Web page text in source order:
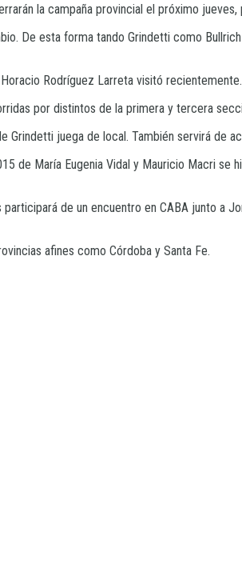
la campaña provincial el próximo jueves,
De esta forma tando Grindetti como
Rodríguez Larreta visitó
por distintos de la primera y tercera
juega de local. También servirá de
de María Eugenia Vidal y Mauricio Macri se
de un encuentro en CABA junto a
afines como Córdoba y Santa Fe.